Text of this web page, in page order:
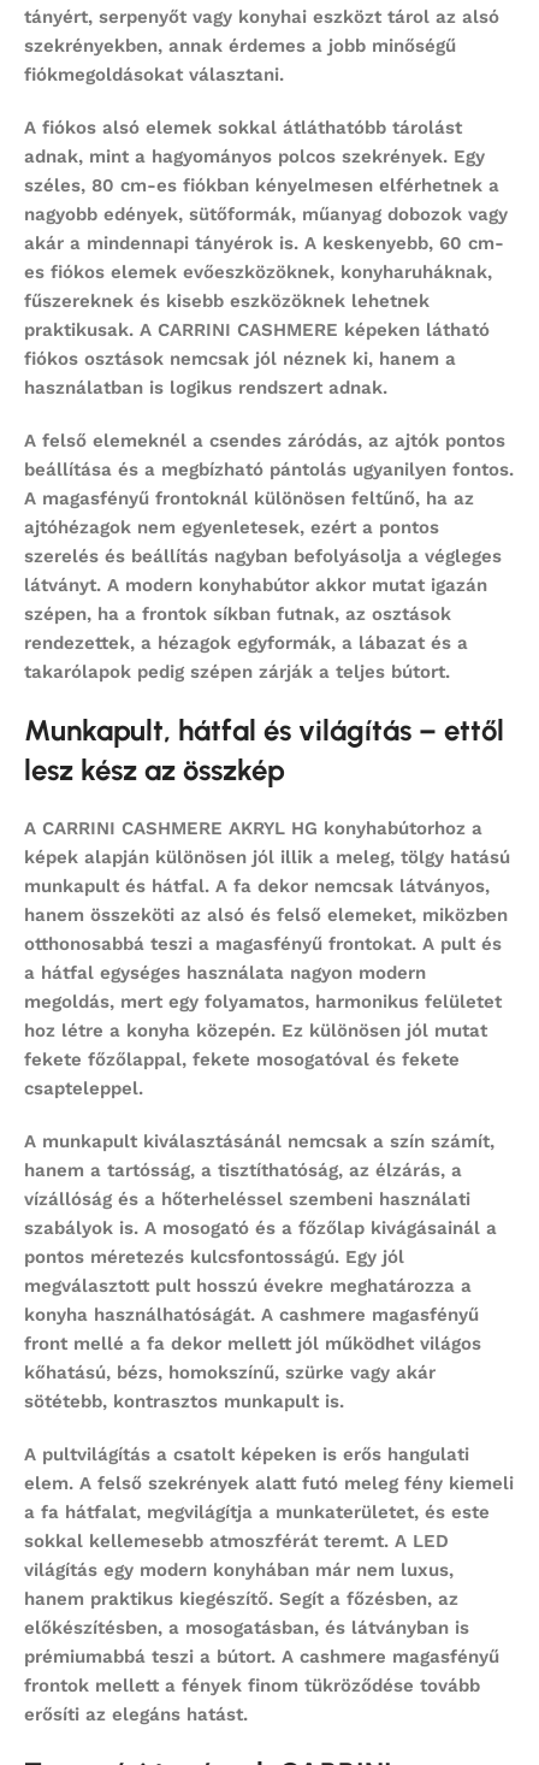
tányért, serpenyőt vagy konyhai eszközt tárol az alsó
szekrényekben, annak érdemes a jobb minőségű
fiókmegoldásokat választani.
A fiókos alsó elemek sokkal átláthatóbb tárolást
adnak, mint a hagyományos polcos szekrények. Egy
széles, 80 cm-es fiókban kényelmesen elférhetnek a
nagyobb edények, sütőformák, műanyag dobozok vagy
akár a mindennapi tányérok is. A keskenyebb, 60 cm-
es fiókos elemek evőeszközöknek, konyharuháknak,
fűszereknek és kisebb eszközöknek lehetnek
praktikusak. A CARRINI CASHMERE képeken látható
fiókos osztások nemcsak jól néznek ki, hanem a
használatban is logikus rendszert adnak.
A felső elemeknél a csendes záródás, az ajtók pontos
beállítása és a megbízható pántolás ugyanilyen fontos.
A magasfényű frontoknál különösen feltűnő, ha az
ajtóhézagok nem egyenletesek, ezért a pontos
szerelés és beállítás nagyban befolyásolja a végleges
látványt. A modern konyhabútor akkor mutat igazán
szépen, ha a frontok síkban futnak, az osztások
rendezettek, a hézagok egyformák, a lábazat és a
takarólapok pedig szépen zárják a teljes bútort.
Munkapult, hátfal és világítás – ettől
lesz kész az összkép
A CARRINI CASHMERE AKRYL HG konyhabútorhoz a
képek alapján különösen jól illik a meleg, tölgy hatású
munkapult és hátfal. A fa dekor nemcsak látványos,
hanem összeköti az alsó és felső elemeket, miközben
otthonosabbá teszi a magasfényű frontokat. A pult és
a hátfal egységes használata nagyon modern
megoldás, mert egy folyamatos, harmonikus felületet
hoz létre a konyha közepén. Ez különösen jól mutat
fekete főzőlappal, fekete mosogatóval és fekete
csapteleppel.
A munkapult kiválasztásánál nemcsak a szín számít,
hanem a tartósság, a tisztíthatóság, az élzárás, a
vízállóság és a hőterheléssel szembeni használati
szabályok is. A mosogató és a főzőlap kivágásainál a
pontos méretezés kulcsfontosságú. Egy jól
megválasztott pult hosszú évekre meghatározza a
konyha használhatóságát. A cashmere magasfényű
front mellé a fa dekor mellett jól működhet világos
kőhatású, bézs, homokszínű, szürke vagy akár
sötétebb, kontrasztos munkapult is.
A pultvilágítás a csatolt képeken is erős hangulati
elem. A felső szekrények alatt futó meleg fény kiemeli
a fa hátfalat, megvilágítja a munkaterületet, és este
sokkal kellemesebb atmoszférát teremt. A LED
világítás egy modern konyhában már nem luxus,
hanem praktikus kiegészítő. Segít a főzésben, az
előkészítésben, a mosogatásban, és látványban is
prémiumabbá teszi a bútort. A cashmere magasfényű
frontok mellett a fények finom tükröződése tovább
erősíti az elegáns hatást.